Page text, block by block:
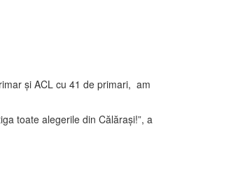
şi ACL cu 41 de primari, am
toate alegerile din Călăraşi!”, a